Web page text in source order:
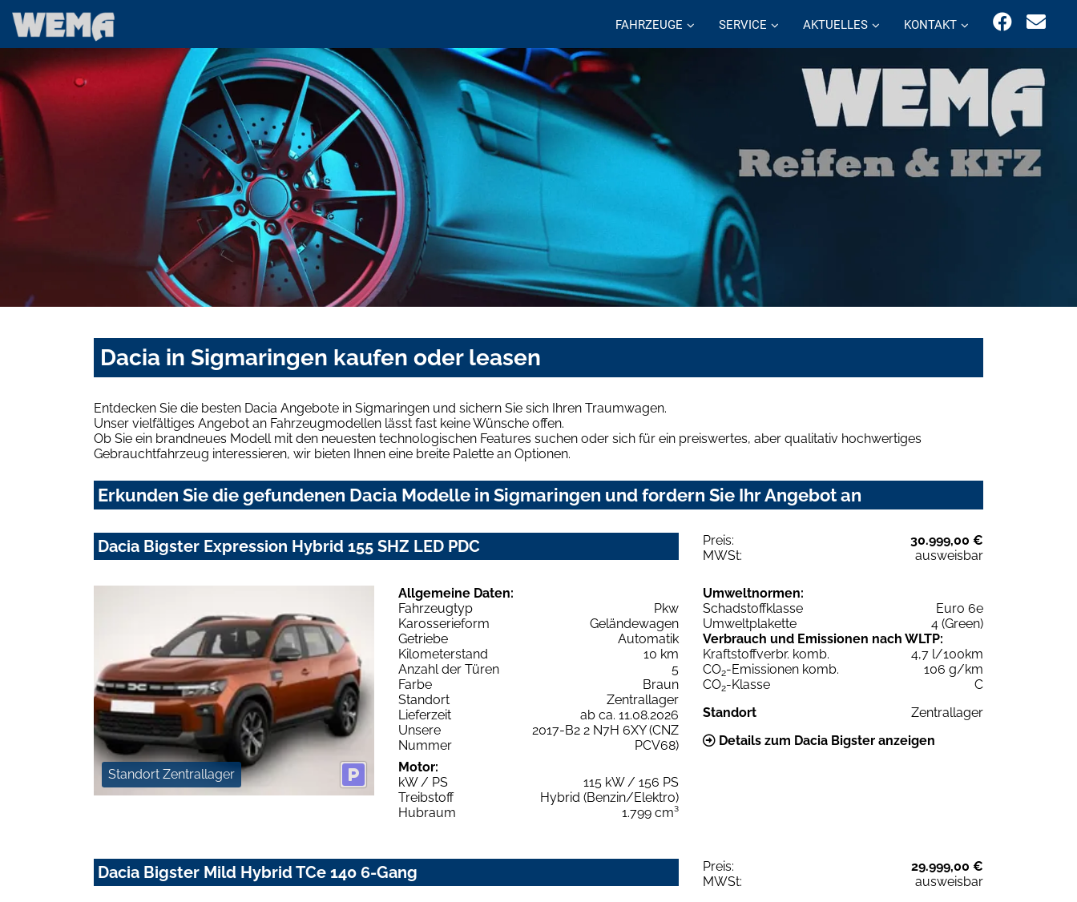
FAHRZEUGE SERVICE AKTUELLES KONTAKT
Dacia in Sigmaringen kaufen oder leasen
Entdecken Sie die besten Dacia Angebote in Sigmaringen und sichern Sie sich Ihren Traumwagen.
Unser vielfältiges Angebot an Fahrzeugmodellen lässt fast keine Wünsche offen.
Ob Sie ein brandneues Modell mit den neuesten technologischen Features suchen oder sich für ein preiswertes, aber qualitativ hochwertiges
Gebrauchtfahrzeug interessieren, wir bieten Ihnen eine breite Palette an Optionen.
Erkunden Sie die gefundenen Dacia Modelle in Sigmaringen und fordern Sie Ihr Angebot an
Dacia Bigster Expression Hybrid 155 SHZ LED PDC Preis:
30.999,00 €
MWSt:
ausweisbar
Standort Zentrallager
Allgemeine Daten:
Fahrzeugtyp
Pkw
Karosserieform
Geländewagen
Getriebe
Automatik
Kilometerstand
10 km
Anzahl der Türen
5
Farbe
Braun
Standort
Zentrallager
Lieferzeit
ab ca. 11.08.2026
Unsere
Nummer
2017-B2 2 N7H 6XY (CNZ
PCV68)
Motor:
kW / PS
115 kW / 156 PS
Treibstoff
Hybrid (Benzin/Elektro)
Hubraum
1.799 cm³
Umweltnormen:
Schadstoffklasse
Euro 6e
Umweltplakette
4 (Green)
Verbrauch und Emissionen nach WLTP:
Kraftstoffverbr. komb.
4,7 l/100km
CO2-Emissionen komb.
106 g/km
CO2-Klasse
C
Standort
Zentrallager
Details zum Dacia Bigster anzeigen
Dacia Bigster Mild Hybrid TCe 140 6-Gang Preis:
29.999,00 €
MWSt:
ausweisbar